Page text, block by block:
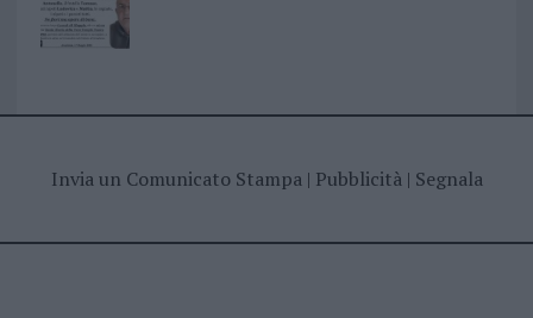
Invia un Comunicato Stampa| Pubblicità| Segnala